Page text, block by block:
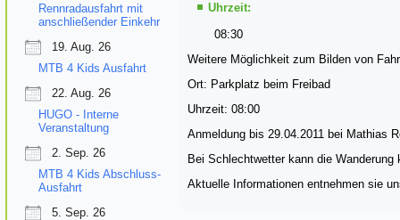
Rennradausfahrt mit
anschließender Einkehr
19. Aug. 26
MTB 4 Kids Ausfahrt
22. Aug. 26
HUGO - Interne
Veranstaltung
2. Sep. 26
MTB 4 Kids Abschluss-
Ausfahrt
5. Sep. 26
Uhrzeit:
08:30
Weitere Möglichkeit zum Bilden von
Ort: Parkplatz beim Freibad
Uhrzeit: 08:00
Anmeldung bis 29.04.2011 bei Mathias
Bei Schlechtwetter kann die
Aktuelle Informationen entnehmen sie